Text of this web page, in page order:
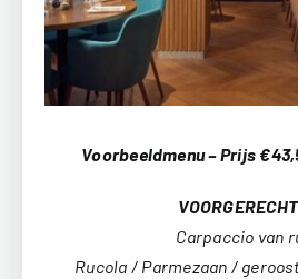
Voorbeeldmenu– Prijs
Carpaccio van
Rucola / Parmezaan /